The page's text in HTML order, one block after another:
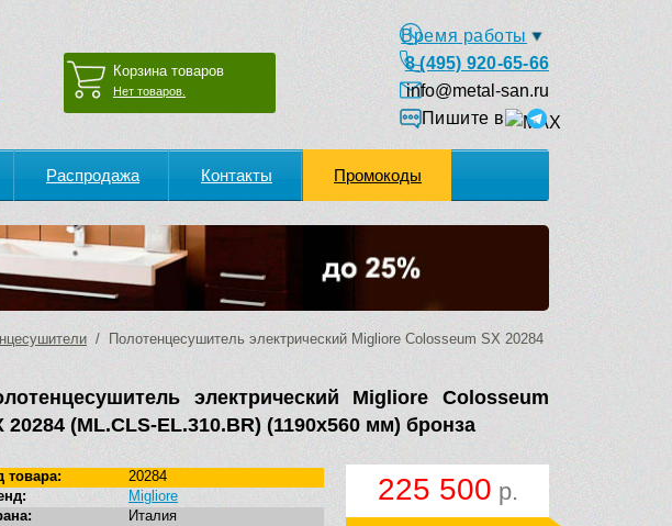
Корзина товаров
Нет товаров.
Время работы
8 (495) 920-65-66
info@metal-san.ru
Пишите в
Распродажа Контакты Промокоды
/ Полотенцесушитель электрический Migliore Colosseum SX 20284
электрический Migliore Colosseum
20284 (ML.CLS-EL.310.BR) (1190х560 мм) бронза
225 500 р.
товара:
20284
Migliore
Италия